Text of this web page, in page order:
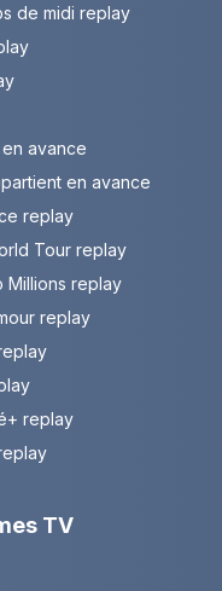
de midi replay
avance
en avance
replay
Tour replay
Millions replay
replay
replay
TV